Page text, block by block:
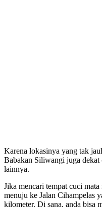
Karena lokasinya yang tak
Babakan Siliwangi juga dekat
lainnya.
Jika mencari tempat cuci
menuju ke Jalan Cihampelas
kilometer. Di sana, anda bisa